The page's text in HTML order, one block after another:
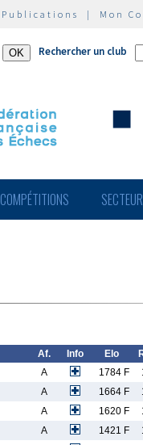
Publications | Mon
Rechercher un club
COMPÉTITIONS
Af. Info Elo
A 1784 F
A 1664 F
A 1620 F
A 1421 F